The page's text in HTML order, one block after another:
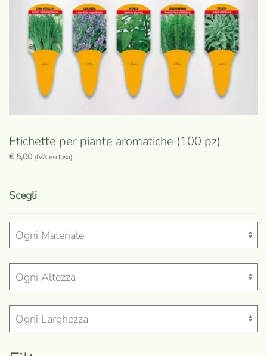
Etichette per piante aromatiche (100 pz)
€5,00 (IVA esclusa)
Scegliprodotto
più
varianti.
Le
opzioni
possono
essere
scelte